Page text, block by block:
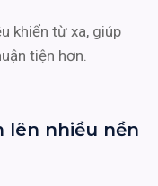
khiển từ xa, giúp
tiện hơn.
lên nhiều nền